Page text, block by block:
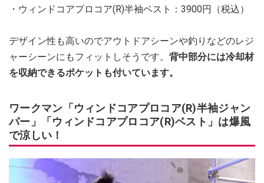
・ウィンドコアプロコア(R)半袖ベスト：3900円（税込）
デザイン性も高いのでアウトドアシーンや釣りなどのレジ
ャーシーンにもフィットしそうです。 背中部分には冷却材
を収納できるポケットも付いています。
ワークマン「ウィンドコアプロコア(R)半袖ジャン
パー」「ウィンドコアプロコア(R)ベスト」は爆風
で涼しい！